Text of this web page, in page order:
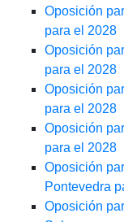
Oposición
para el 2028
Oposición
para el 2028
Oposición
para el 2028
Oposición
para el 2028
Oposición
Pontevedra
Oposición